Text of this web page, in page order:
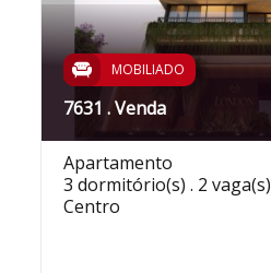
MOBILIADO
7631 . Venda
Apartamento
3 dormitório(s) . 2 vaga(s)
Centro